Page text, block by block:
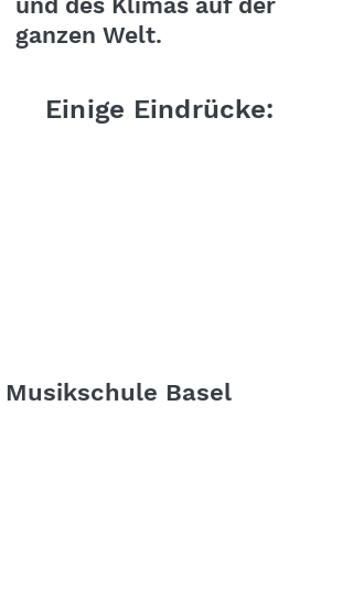
ganzen Welt.
Einige Eindrücke:
Musikschule Basel